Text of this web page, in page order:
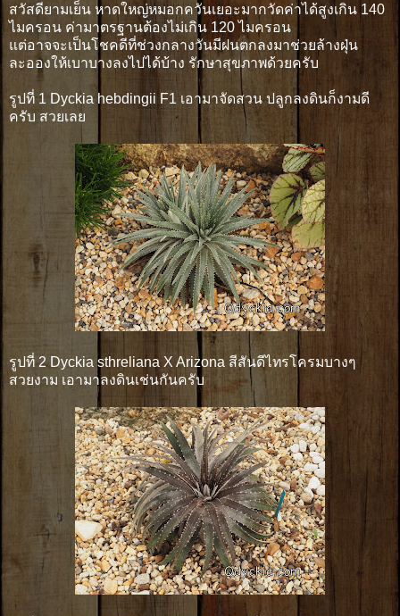
สวัสดียามเย็น หาดใหญ่หมอกควันเยอะมากวัดค่าได้สูงเกิน 140
ไมครอน ค่ามาตรฐานต้องไม่เกิน 120 ไมครอน
แต่อาจจะเป็นโชคดีที่ช่วงกลางวันมีฝนตกลงมาช่วยล้างฝุ่น
ละอองให้เบาบางลงไปได้บ้าง รักษาสุขภาพด้วยครับ
รูปที่ 1 Dyckia hebdingii F1 เอามาจัดสวน ปลูกลงดินก็งามดี
ครับ สวยเลย
รูปที่ 2 Dyckia sthreliana X Arizona สีสันดีไทรโครมบางๆ
สวยงาม เอามาลงดินเช่นกันครับ